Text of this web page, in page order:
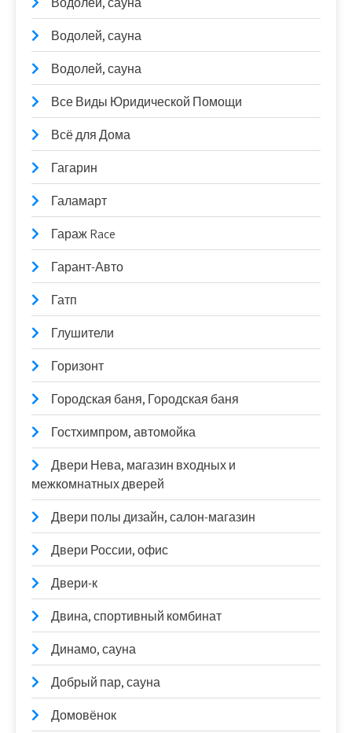
Водолей, сауна
Водолей, сауна
Все Виды Юридической Помощи
Всё для Дома
Гагарин
Галамарт
Гараж Race
Гарант-Авто
Гатп
Глушители
Горизонт
Городская баня, Городская баня
Гостхимпром, автомойка
Двери Нева, магазин входных и
межкомнатных дверей
Двери полы дизайн, салон-магазин
Двери России, офис
Двери-к
Двина, спортивный комбинат
Динамо, сауна
Добрый пар, сауна
Домовёнок